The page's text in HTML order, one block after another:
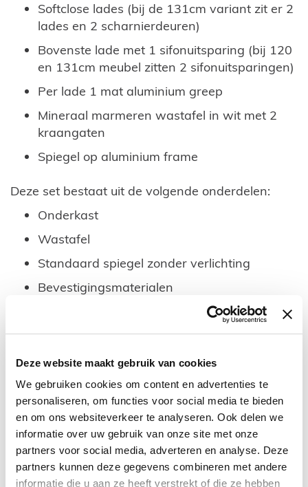
Deze website maakt gebruik van cookies
We gebruiken cookies om content en advertenties te
personaliseren, om functies voor social media te bieden
en om ons websiteverkeer te analyseren. Ook delen we
informatie over uw gebruik van onze site met onze
partners voor social media, adverteren en analyse. Deze
partners kunnen deze gegevens combineren met andere
informatie die u aan ze heeft verstrekt of die ze hebben
Softclose lades (bij de 131cm variant zit er 2
lades en 2 scharnierdeuren)
Bovenste lade met 1 sifonuitsparing (bij 120
en 131cm meubel zitten 2 sifonuitsparingen)
Per lade 1 mat aluminium greep
Mineraal marmeren wastafel in wit met 2
kraangaten
Spiegel op aluminium frame
Deze set bestaat uit de volgende onderdelen:
Onderkast
Wastafel
Standaard spiegel zonder verlichting
Bevestigingsmaterialen
Liever een spiegelkast of spiegel met verlichting.
U kunt dit bestellen onder de categorie spiegels.
Wilt u toch een andere afmeting of kleur, kijk dan
hieronder bij vergelijkbare producten.
Maak deze badmeubelset compleet met een hoge
kast, moderne kraan, sifon en/of afvoer. Zie
hieronder bij onderstaande combinatieproducten.